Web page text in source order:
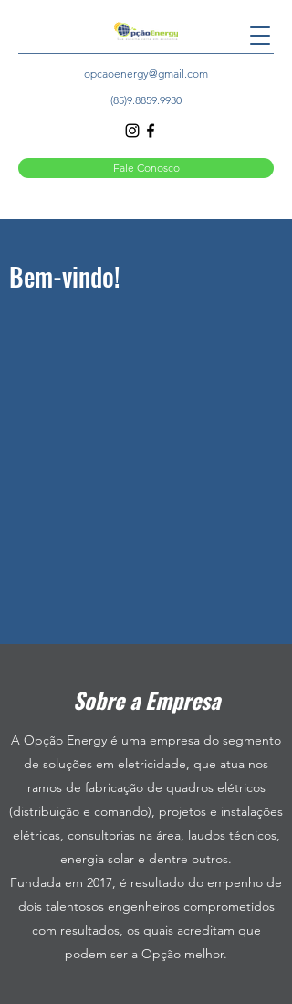
opcaoenergy@gmail.com
(85)9.8859.9930
Fale Conosco
Bem-vindo!
Sobre a Empresa
A Opção Energy é uma empresa do segmento
de soluções em eletricidade, que atua nos
ramos de fabricação de quadros elétricos
(distribuição e comando), projetos e instalações
elétricas, consultorias na área, laudos técnicos,
energia solar e dentre outros.
Fundada em 2017, é resultado do empenho de
dois talentosos engenheiros comprometidos
com resultados, os quais acreditam que
podem ser a Opção melhor.